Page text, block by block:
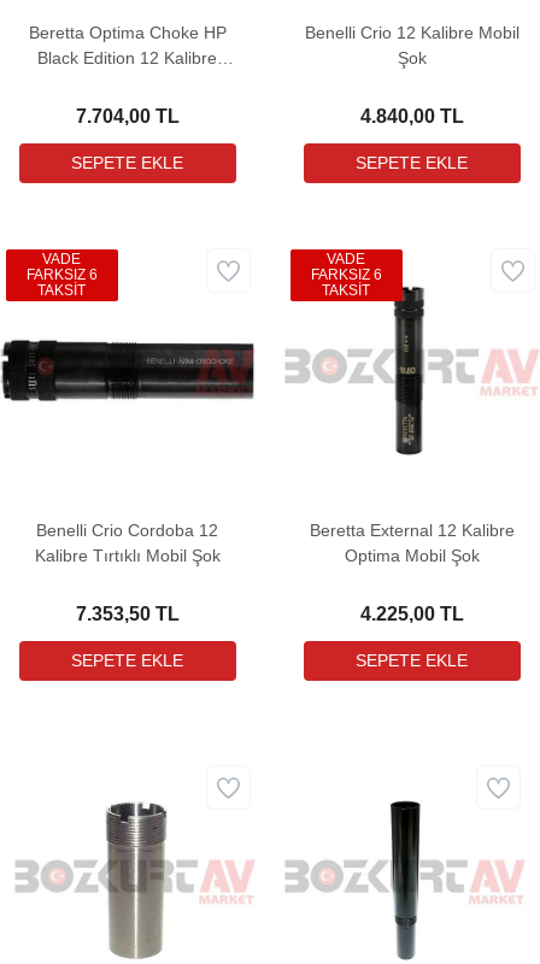
Beretta Optima Choke HP
Black Edition 12 Kalibre
7.704,00 TL
Benelli Crio 12 Kalibre Mobil
Şok
4.840,00 TL
Benelli Crio Cordoba 12
Kalibre Tırtıklı Mobil Şok
7.353,50 TL
VADE
FARKSIZ 6
TAKSİT
Beretta External 12 Kalibre
Optima Mobil Şok
4.225,00 TL
VADE
FARKSIZ 6
TAKSİT